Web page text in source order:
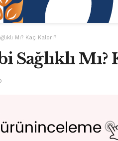
Mı? Kaç Kalori?
Mı?